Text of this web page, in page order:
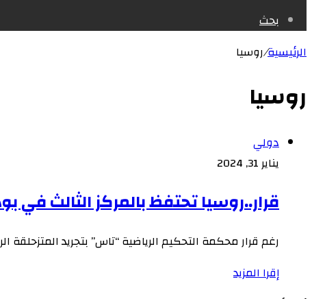
بحث
الرئيسية/روسيا
روسيا
دولي
يناير 31, 2024
قرار..روسيا تحتفظ بالمركز الثالث في
رغم قرار محكمة التحكيم الرياضية “تاس” بتجريد المتزحلقة
إقرا المزيد